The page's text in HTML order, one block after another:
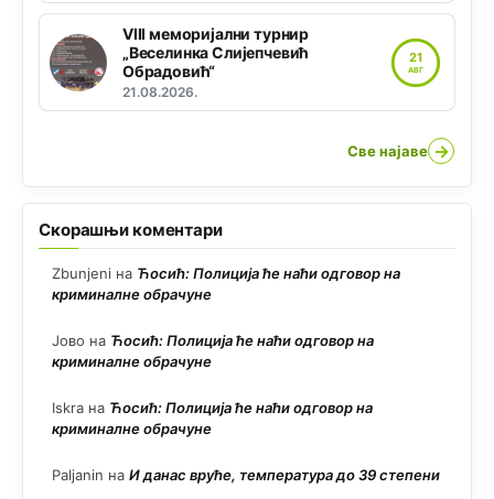
VIII меморијални турнир
„Веселинка Слијепчевић
Обрадовић“
21.08.2026.
21
АВГ
Све најаве →
Скорашњи коментари
Zbunjeni на Ћосић: Полиција ће наћи одговор на
криминалне обрачуне
Јово на Ћосић: Полиција ће наћи одговор на
криминалне обрачуне
Iskra на Ћосић: Полиција ће наћи одговор на
криминалне обрачуне
Paljanin на И данас вруће, температура до 39 степени